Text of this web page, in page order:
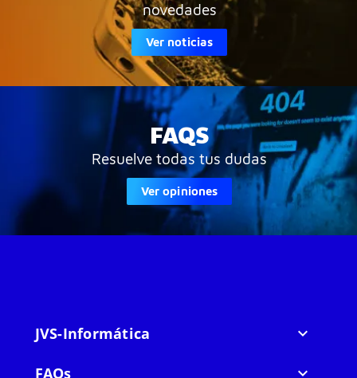
novedades
Ver noticias
FAQS
Resuelve todas tus dudas
Ver opiniones
JVS-Informática 
FAQs 